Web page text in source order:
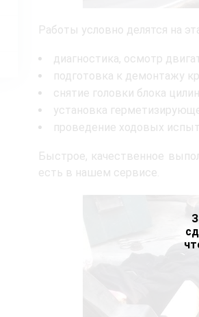
Работы условно делятся на
диагностика, осмотр
подготовка к демонтажу
снятие головки блока
установка
проведение ходовых
Быстрое, качественное
есть в нашем сервисе.